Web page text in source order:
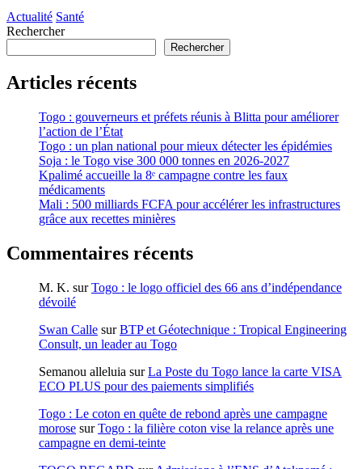
Actualité Santé
Rechercher
Rechercher
Articles récents
Togo : gouverneurs et préfets réunis à Blitta pour améliorer
l’action de l’État
Togo : un plan national pour mieux détecter les épidémies
Soja : le Togo vise 300 000 tonnes en 2026-2027
Kpalimé accueille la 8ᵉ campagne contre les faux
médicaments
Mali : 500 milliards FCFA pour accélérer les infrastructures
grâce aux recettes minières
Commentaires récents
M. K. surTogo : le logo officiel des 66 ans d’indépendance
dévoilé
Swan Calle surBTP et Géotechnique : Tropical Engineering
Consult, un leader au Togo
Semanou alleluia surLa Poste du Togo lance la carte VISA
ECO PLUS pour des paiements simplifiés
Togo : Le coton en quête de rebond après une campagne
morose surTogo : la filière coton vise la relance après une
campagne en demi-teinte